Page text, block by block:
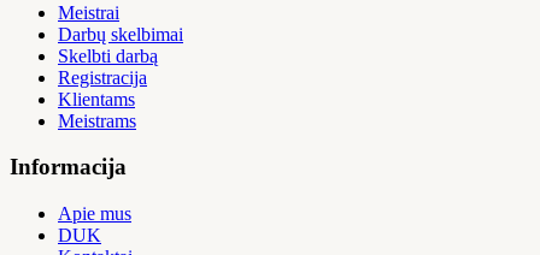
Meistrai
Darbų skelbimai
Skelbti darbą
Registracija
Klientams
Meistrams
Informacija
Apie mus
DUK